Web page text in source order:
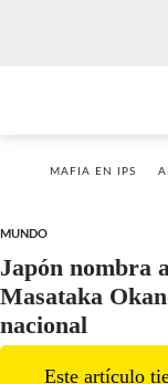
MAFIA EN IPS
MUNDO
Japón nombra
Masataka
nacional
Este artículo